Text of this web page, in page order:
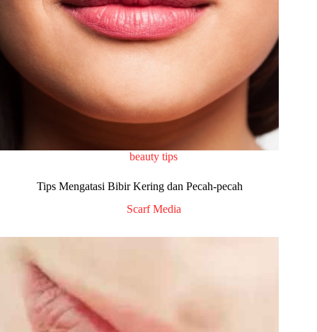
beauty tips
Tips Mengatasi Bibir Kering dan Pecah-pecah
Scarf Media